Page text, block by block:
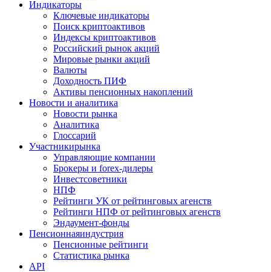
Индикаторы
Ключевые индикаторы
Поиск криптоактивов
Индексы криптоактивов
Российский рынок акций
Мировые рынки акций
Валюты
Доходность ПИФ
Активы пенсионных накоплений
Новости и аналитика
Новости рынка
Аналитика
Глоссарий
Участникирынка
Управляющие компании
Брокеры и forex-дилеры
Инвестсоветники
НПФ
Рейтинги УК от рейтинговых агенств
Рейтинги НПФ от рейтинговых агенств
Эндаумент-фонды
Пенсионнаяиндустрия
Пенсионные рейтинги
Статистика рынка
API